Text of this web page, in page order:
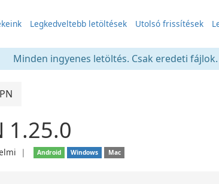
Legkedveltebb letöltések Utolsó frissítések
Minden ingyenes letöltés. Csak eredeti
1.25.0
❘ Android Windows Mac